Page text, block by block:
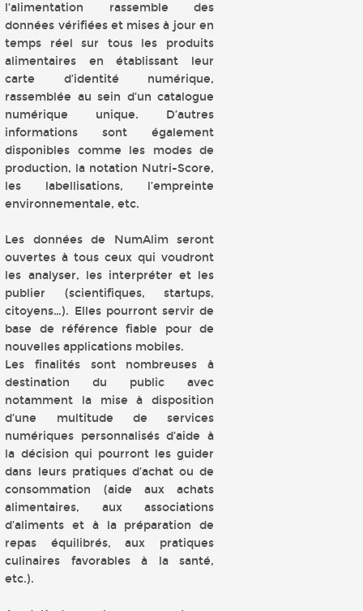
l’alimentation rassemble des
données vérifiées et mises à jour en
temps réel sur tous les produits
alimentaires en établissant leur
carte d’identité numérique,
rassemblée au sein d’un catalogue
numérique unique. D’autres
informations sont également
disponibles comme les modes de
production, la notation Nutri-Score,
les labellisations, l’empreinte
environnementale, etc.
Les données de NumAlim seront
ouvertes à tous ceux qui voudront
les analyser, les interpréter et les
publier (scientifiques, startups,
citoyens…). Elles pourront servir de
base de référence fiable pour de
nouvelles applications mobiles.
Les finalités sont nombreuses à
destination du public avec
notamment la mise à disposition
d’une multitude de services
numériques personnalisés d’aide à
la décision qui pourront les guider
dans leurs pratiques d’achat ou de
consommation (aide aux achats
alimentaires, aux associations
d’aliments et à la préparation de
repas équilibrés, aux pratiques
culinaires favorables à la santé,
etc.).